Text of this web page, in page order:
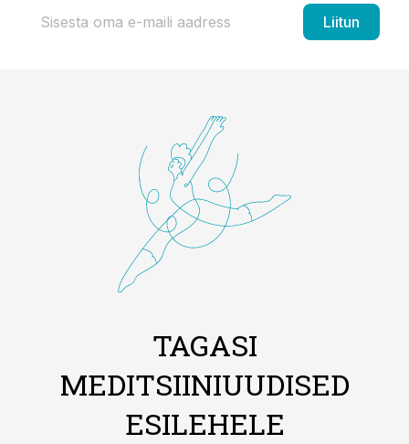
Liitun
TAGASI
MEDITSIINIUUDISED
ESILEHELE